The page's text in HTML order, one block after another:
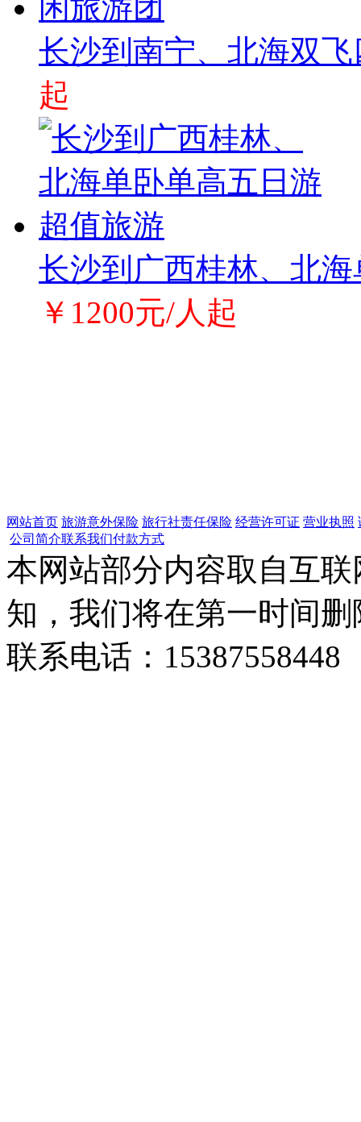
长沙到南宁、北海双
起
长沙到广西桂林、北
￥1200元/人起
网站首页 旅游意外保险 旅行社责任保险 经营许可证 营业执照
公司简介联系我们付款方式
本网站部分内容取自互
知，我们将在第一时间
联系电话：15387558448